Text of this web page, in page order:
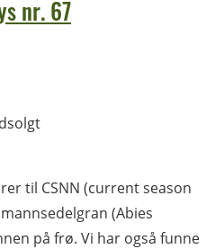
nr. 67
til CSNN (current season
(Abies
på frø. Vi har også funne